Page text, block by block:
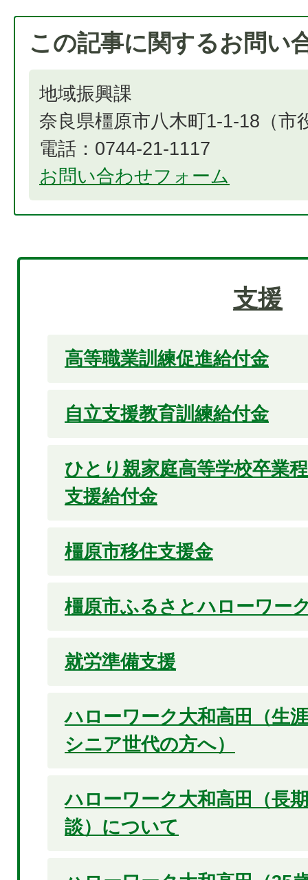
この記事に関するお問い
地域振興課
奈良県橿原市八木町1-1-18（市
電話：0744-21-1117
お問い合わせフォーム
支援
高等職業訓練促進給付金
自立支援教育訓練給付金
ひとり親家庭高等学校卒業
支援給付金
橿原市移住支援金
橿原市ふるさとハローワー
就労準備支援
ハローワーク大和高田（生
シニア世代の方へ）
ハローワーク大和高田（長
談）について